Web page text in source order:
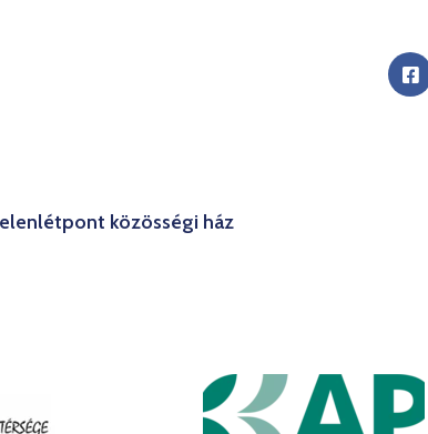
közösségi ház